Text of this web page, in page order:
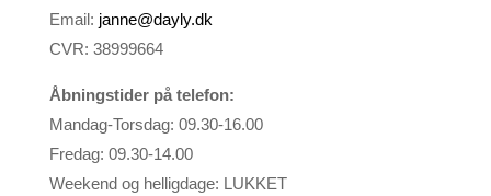
Email: janne@dayly.dk
CVR: 38999664
Åbningstider på telefon:
Mandag-Torsdag: 09.30-16.00
Fredag: 09.30-14.00
Weekend og helligdage: LUKKET